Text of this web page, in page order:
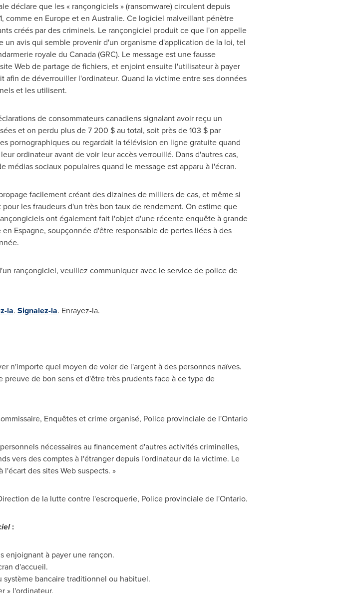
déclare que les « rançongiciels » (ransomware) circulent depuis
comme en Europeet en Australie. Ce logiciel malveillant pénètre
créés par des criminels. Le rançongiciel produit ce que l'on appelle
un avis qui semble provenir d'un organisme d'application de la loi, tel
royale du Canada(GRC). Le message est une fausse
Web de partage de fichiers, et enjoint ensuite l'utilisateur à payer
de déverrouiller l'ordinateur. Quand la victime entre ses données
et les utilisent.
de consommateurs canadiens signalant avoir reçu un
et on perdu plus de 7 200 $ au total, soit près de 103 $ par
pornographiques ou regardait la télévision en ligne gratuite quand
ordinateur avant de voir leur accès verrouillé. Dans d'autres cas,
sociaux populaires quand le message est apparu à l'écran.
facilement créant des dizaines de milliers de cas, et même si
les fraudeurs d'un très bon taux de rendement. On estime que
ont également fait l'objet d'une récente enquête à grande
Espagne, soupçonnée d'être responsable de pertes liées à des
rançongiciel, veuillez communiquer avec le service de police de
la. Signalez-la. Enrayez-la.
n'importe quel moyen de voler de l'argent à des personnes naïves.
de bon sens et d'être très prudents face à ce type de
Enquêtes et crime organisé, Police provinciale de l'Ontario
nécessaires au financement d'autres activités criminelles,
vers des comptes à l'étranger depuis l'ordinateur de la victime. Le
des sites Web suspects. »
de la lutte contre l'escroquerie, Police provinciale de l'Ontario.
:
enjoignant à payer une rançon.
d'accueil.
bancaire traditionnel ou habituel.